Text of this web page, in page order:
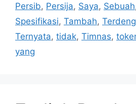
Persib, Persija, Saya, Sebuah
Spesifikasi, Tambah,
Ternyata, tidak, Timnas,
yang